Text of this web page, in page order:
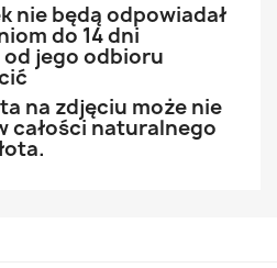
nie będą odpowiadał
do 14 dni
jego odbioru
na zdjęciu może nie
całości naturalnego